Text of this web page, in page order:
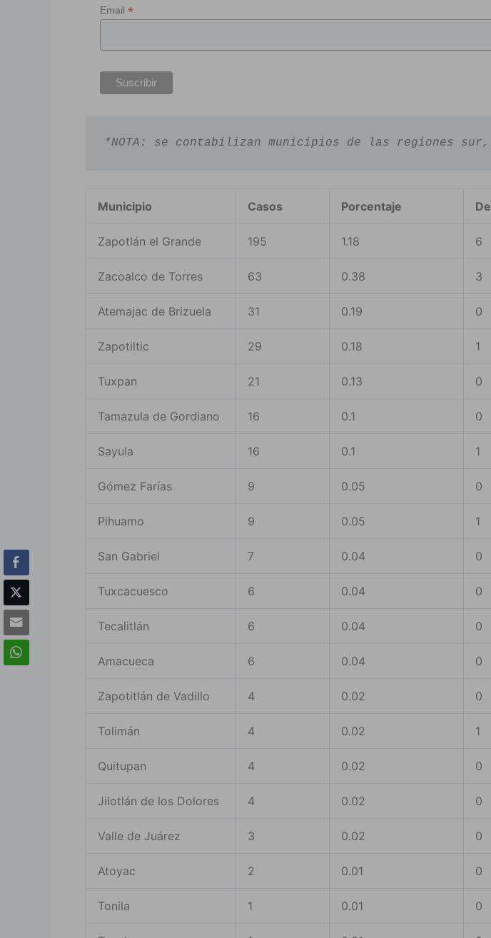
Email *
*NOTA: se contabilizan municipios de las regiones
Municipio Casos Porcentaje
Zapotlán el Grande 195 1.18 6
Zacoalco de Torres 63 0.38 3
Atemajac de Brizuela 31 0.19 0
Zapotiltic 29 0.18 1
Tuxpan 21 0.13 0
Tamazula de Gordiano 16 0.1 0
Sayula 16 0.1 1
Gómez Farías 9 0.05 0
Pihuamo 9 0.05 1
San Gabriel 7 0.04 0
Tuxcacuesco 6 0.04 0
Tecalitlán 6 0.04 0
Amacueca 6 0.04 0
Zapotitlán de Vadillo 4 0.02 0
Tolimán 4 0.02 1
Quitupan 4 0.02 0
Jilotlán de los Dolores 4 0.02 0
Valle de Juárez 3 0.02 0
Atoyac 2 0.01 0
Tonila 1 0.01 0